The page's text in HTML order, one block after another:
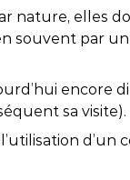
nature, elles
souvent par
encore
sa visite).
d’un